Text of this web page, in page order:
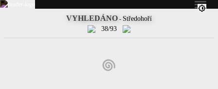
VYHLEDÁNO - Středohoří
38/93